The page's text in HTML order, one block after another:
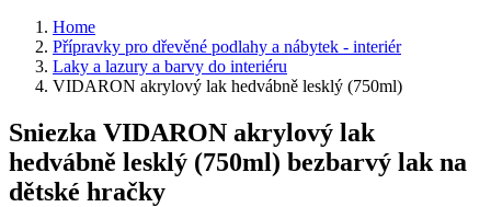
Home
Přípravky pro dřevěné podlahy a nábytek - interiér
Laky a lazury a barvy do interiéru
VIDARON akrylový lak hedvábně lesklý (750ml)
Sniezka VIDARON akrylový lak
hedvábně lesklý (750ml) bezbarvý lak na
dětské hračky